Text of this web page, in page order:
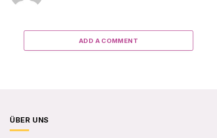
ADD A COMMENT
ÜBER UNS